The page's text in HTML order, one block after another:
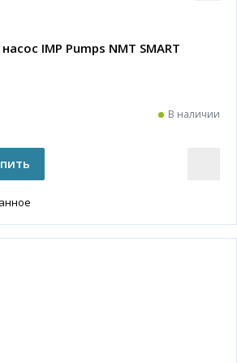
IMP Pumps NMT SMART
В наличии